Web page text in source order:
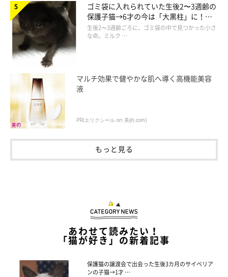
ゴミ袋に入れられていた生後2〜3週齢の
保護子猫→6才の今は「大黒柱」に！
美しい黒猫に成長した姿にグッとくる
生後2〜3週齢ごろに、ゴミ袋の中で見つかった小さ
な命。ミルク …
マルチ効果で健やかな肌へ導く高機能美容
液
PR(エリクシール on 美的.com)
もっと見る
あわせて読みたい！
「猫が好き」の新着記事
保護猫の譲渡会で出会った生後3カ月のサイベリア
ンの子猫→1才 …